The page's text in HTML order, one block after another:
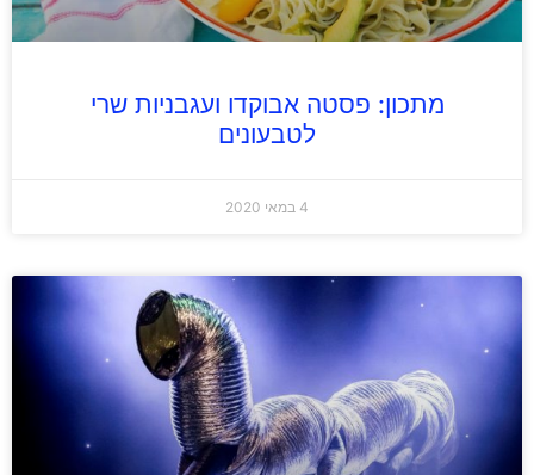
מתכון: פסטה אבוקדו ועגבניות שרי
לטבעונים
4 במאי 2020